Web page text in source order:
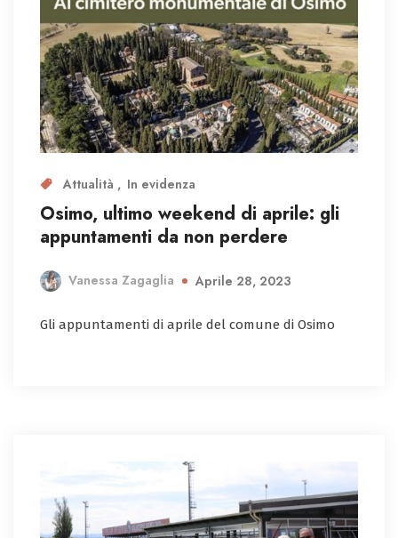
Attualità In evidenza
Osimo, ultimo weekend di aprile: gli
appuntamenti da non perdere
Vanessa Zagaglia Aprile 28, 2023
Gli appuntamenti di aprile del comune di Osimo